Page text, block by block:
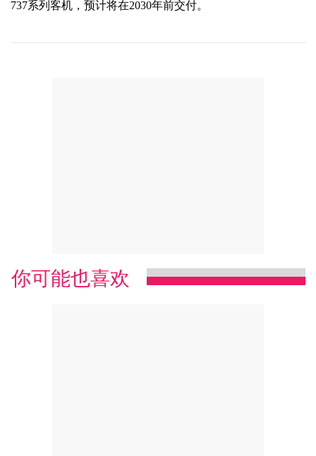
737系列客机，预计将在2030年前交付。
你可能也喜欢